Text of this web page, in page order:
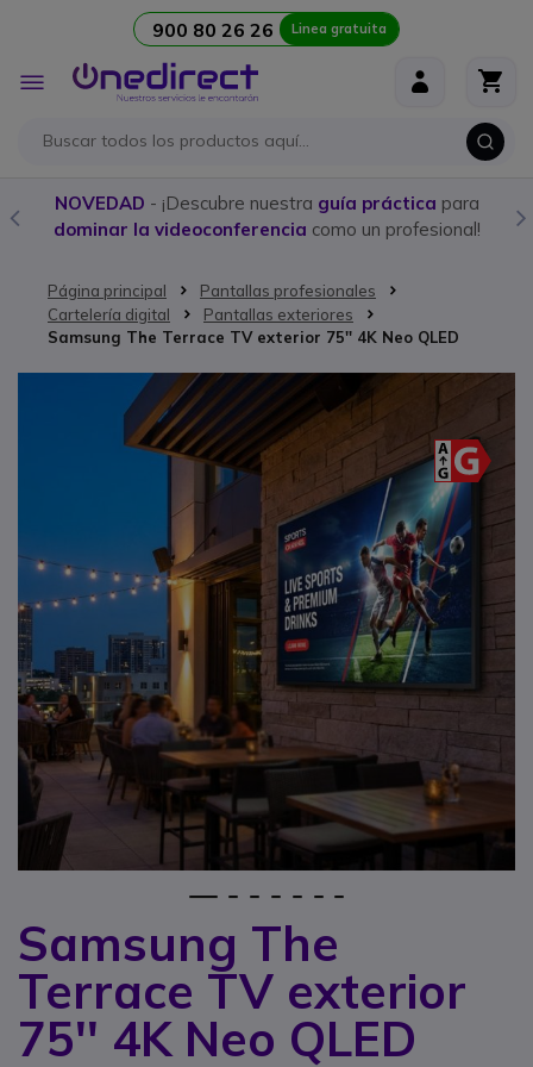
900 80 26 26 Linea gratuita
Toggle
Nav
NOVEDAD - ¡Descubre nuestra guía práctica para
dominar la videoconferencia como un profesional!
Página principal
Pantallas profesionales
Cartelería digital
Pantallas exteriores
Samsung The Terrace TV exterior 75'' 4K Neo QLED
Samsung The
Terrace TV exterior
75'' 4K Neo QLED
Saltar al final de la galería de imágenes
Saltar al comienzo de la galería de imágenes